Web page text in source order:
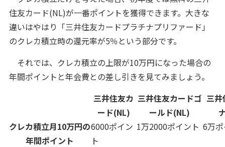
住友カード(NL)が一番ポイントを獲得できます。大きな
違いはやはり「三井住友カードプラチナプリファード」
のクレカ積立時の還元率が5％という部分です。
それでは、クレカ積立の上限が10万円になった場合の
年間ポイントと年会費との差し引きを見てみましょう。
三井住友カ
ード(NL)
三井住友カードゴ
ールド(NL)
三
クレカ積立月10万円の
年間ポイント
6000ポイン
ト
1万2000ポイント 6万